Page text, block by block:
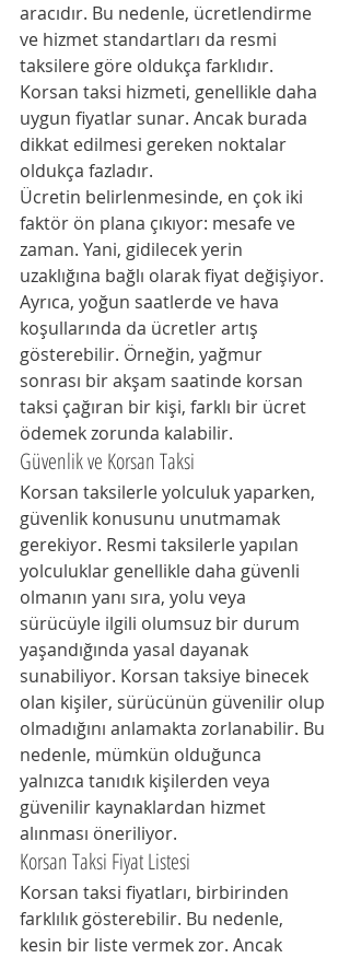
aracıdır. Bu nedenle, ücretlendirme
ve hizmet standartları da resmi
taksilere göre oldukça farklıdır.
Korsan taksi hizmeti, genellikle daha
uygun fiyatlar sunar. Ancak burada
dikkat edilmesi gereken noktalar
oldukça fazladır.
Ücretin belirlenmesinde, en çok iki
faktör ön plana çıkıyor: mesafe ve
zaman. Yani, gidilecek yerin
uzaklığına bağlı olarak fiyat değişiyor.
Ayrıca, yoğun saatlerde ve hava
koşullarında da ücretler artış
gösterebilir. Örneğin, yağmur
sonrası bir akşam saatinde korsan
taksi çağıran bir kişi, farklı bir ücret
ödemek zorunda kalabilir.
Güvenlik ve Korsan Taksi
Korsan taksilerle yolculuk yaparken,
güvenlik konusunu unutmamak
gerekiyor. Resmi taksilerle yapılan
yolculuklar genellikle daha güvenli
olmanın yanı sıra, yolu veya
sürücüyle ilgili olumsuz bir durum
yaşandığında yasal dayanak
sunabiliyor. Korsan taksiye binecek
olan kişiler, sürücünün güvenilir olup
olmadığını anlamakta zorlanabilir. Bu
nedenle, mümkün olduğunca
yalnızca tanıdık kişilerden veya
güvenilir kaynaklardan hizmet
alınması öneriliyor.
Korsan Taksi Fiyat Listesi
Korsan taksi fiyatları, birbirinden
farklılık gösterebilir. Bu nedenle,
kesin bir liste vermek zor. Ancak